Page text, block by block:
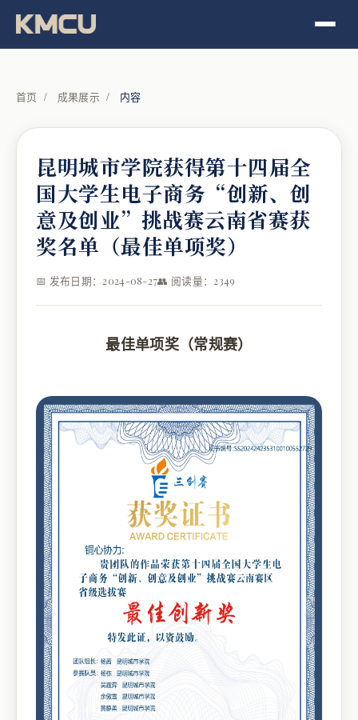
首页 / 成果展示 / 内容
昆明城市学院获得第十四届全
国大学生电子商务“创新、创
意及创业”挑战赛云南省赛获
奖名单（最佳单项奖）
📅 发布日期：2024-08-27👥 阅读量：2349
最佳单项奖（常规赛）